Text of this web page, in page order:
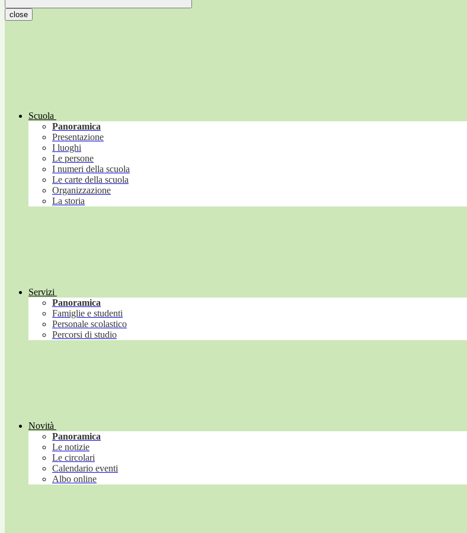
close
Scuola
Panoramica
Presentazione
I luoghi
Le persone
I numeri della scuola
Le carte della scuola
Organizzazione
La storia
Servizi
Panoramica
Famiglie e studenti
Personale scolastico
Percorsi di studio
Novità
Panoramica
Le notizie
Le circolari
Calendario eventi
Albo online